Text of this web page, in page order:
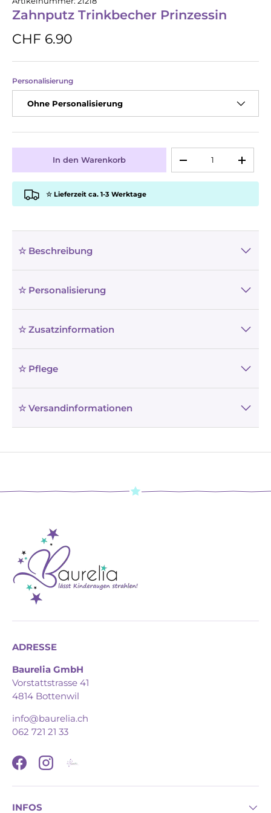
Zahnputz Trinkbecher Prinzessin
CHF 6.90
Personalisierung
Ohne Personalisierung
-
+
In den Warenkorb
☆ Lieferzeit ca. 1-3 Werktage
☆ Beschreibung
☆ Personalisierung
☆ Zusatzinformation
☆ Pflege
☆ Versandinformationen
ADRESSE
Baurelia GmbH
Vorstattstrasse 41
4814 Bottenwil
info@baurelia.ch
062 721 21 33
FacebookInstagram
INFOS